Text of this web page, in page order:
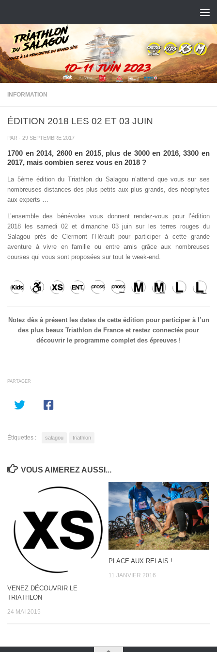
INFORMATION
ÉDITION 2018 LES 02 ET 03 JUIN
PAR · 29 SEPTEMBRE 2017
1700 en 2014, 2600 en 2015, plus de 3000 en 2016, 3300 en
2017, mais combien serez vous en 2018 ?
La 5ème édition du Triathlon du Salagou n’attend que vous sur ses
nombreuses distances des plus petits aux plus grands, des néophytes
aux experts …
L’ensemble des bénévoles vous donnent rendez-vous pour l’édition
2018 les samedi 02 et dimanche 03 juin sur les terres rouges du
Salagou près de Clermont l’Hérault pour participer à cette grande
aventure à vivre en famille ou entre amis grâce aux nombreuses
courses qui vous sont proposées sur tout le week-end.
Notez dès à présent les dates de cette édition pour participer à l’un
des plus beaux Triathlon de France et restez connectés pour
découvrir le programme complet des épreuves !
PARTAGER
Étiquettes : salagou triathlon
VOUS AIMEREZ AUSSI...
VENEZ DÉCOUVRIR LE
TRIATHLON
24 MAI 2015
PLACE AUX RELAIS !
11 JANVIER 2016